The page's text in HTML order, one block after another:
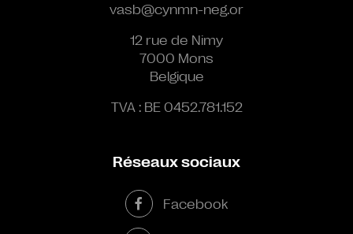
vasb@cynmn-neg.or
12 rue de Nimy
7000 Mons
Belgique
TVA : BE 0452.781.152
Réseaux sociaux
Facebook